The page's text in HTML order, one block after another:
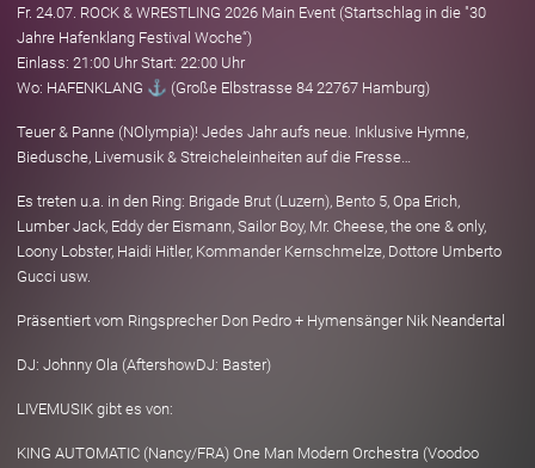
Fr. 24.07. ROCK & WRESTLING 2026 Main Event (Startschlag in die "30
Jahre Hafenklang Festival Woche“)
Einlass: 21:00 Uhr Start: 22:00 Uhr
Wo: HAFENKLANG ⚓️ (Große Elbstrasse 84 22767 Hamburg)
Teuer & Panne (NOlympia)! Jedes Jahr aufs neue. Inklusive Hymne,
Biedusche, Livemusik & Streicheleinheiten auf die Fresse…
Es treten u.a. in den Ring: Brigade Brut (Luzern), Bento 5, Opa Erich,
Lumber Jack, Eddy der Eismann, Sailor Boy, Mr. Cheese, the one & only,
Loony Lobster, Haidi Hitler, Kommander Kernschmelze, Dottore Umberto
Gucci usw.
Präsentiert vom Ringsprecher Don Pedro + Hymensänger Nik Neandertal
DJ: Johnny Ola (AftershowDJ: Baster)
LIVEMUSIK gibt es von:
KING AUTOMATIC (Nancy/FRA) One Man Modern Orchestra (Voodoo